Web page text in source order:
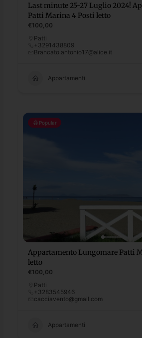
Last minute 25-27 Luglio 2024!
Patti Marina 4 Posti letto
€100,00
Patti
+3291438809
Brancato.antonio17@alice.it
Appartamenti
Popular
Appartamento Lungomare Patti
letto
€100,00
Patti
+3283545946
cacciavento@gmail.com
Appartamenti